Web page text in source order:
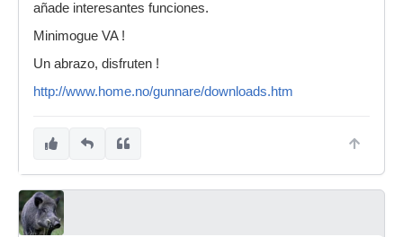
añade interesantes funciones.
Minimogue VA !
Un abrazo, disfruten !
http://www.home.no/gunnare/downloads.htm